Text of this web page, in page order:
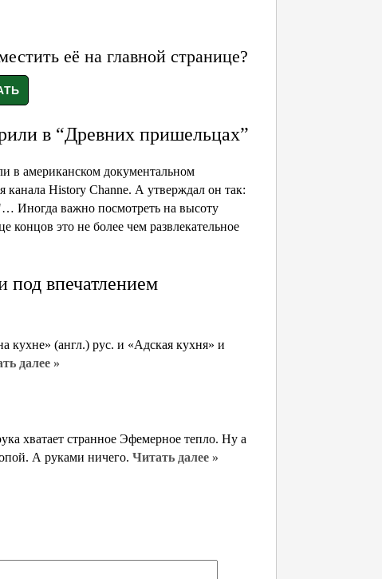
её на главной странице?
в “Древних пришельцах”
в американском документальном
канала History Channe. А утверждал он так:
Иногда важно посмотреть на высоту
концов это не более чем развлекательное
под впечатлением
кухне» (англ.) рус. и «Адская кухня» и
далее »
хватает странное Эфемерное тепло. Ну а
А руками ничего. Читать далее »